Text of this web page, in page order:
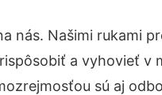
nás. Našimi rukami
a vyhovieť
sú aj